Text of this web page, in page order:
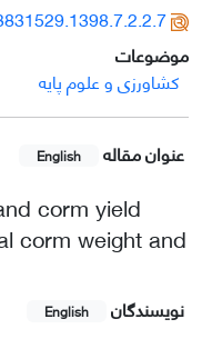
موضوعات
کشاورزی و علوم پایه
عنوان مقاله English
corm yield
corm weight and
نویسندگان English